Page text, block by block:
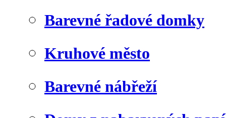
Barevné řadové domky
Kruhové město
Barevné nábřeží